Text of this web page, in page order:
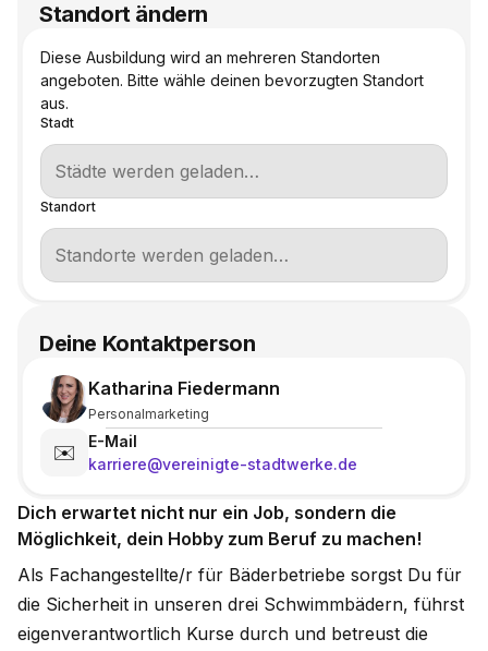
Dich erwartet nicht nur ein Job, sondern die
Möglichkeit, dein Hobby zum Beruf zu machen!
Als Fachangestellte/r für Bäderbetriebe sorgst Du für
die Sicherheit in unseren drei Schwimmbädern, führst
eigenverantwortlich Kurse durch und betreust die
Standort ändern
Diese Ausbildung wird an mehreren Standorten
angeboten. Bitte wähle deinen bevorzugten Standort
aus.
Stadt
Standort
Deine Kontaktperson
Katharina Fiedermann
Personalmarketing
✉️
E-Mail
karriere@vereinigte-stadtwerke.de